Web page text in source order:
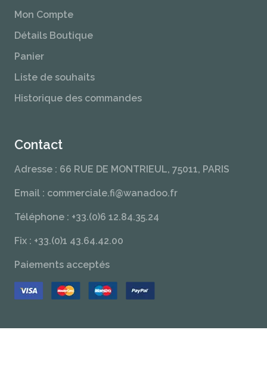
Mon Compte
Détails Boutique
Panier
Liste de souhaits
Historique des commandes
Contact
Adresse : 66 RUE DE MONTRIEUL, 75011, PARIS
Email : commerciale.fi@wanadoo.fr
Téléphone : +33.(0)6 12.84.35.24
Fix : +33.(0)1 43.64.42.00
Paiements acceptés